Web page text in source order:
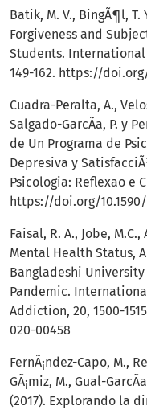
Batik, M. V., BingÃ¶l, T.
Forgiveness and
Students. International
149-162. https://
Cuadra-Peralta, A.,
Salgado-GarcÃ­a, P. y
de Un Programa de
Depresiva y
Psicologia: Reflexao e
https://doi.org/10.1590/
Faisal, R. A., Jobe,
Mental Health Status,
Bangladeshi University
Pandemic.
Addiction, 20, 1500-
020-00458
FernÃ¡ndez-Capo, M.,
GÃ¡miz, M., Gual-
(2017). Explorando la